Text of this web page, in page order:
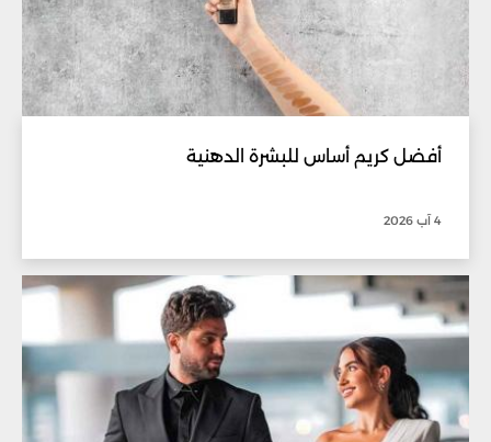
أفضل كريم أساس للبشرة الدهنية
4 آب 2026